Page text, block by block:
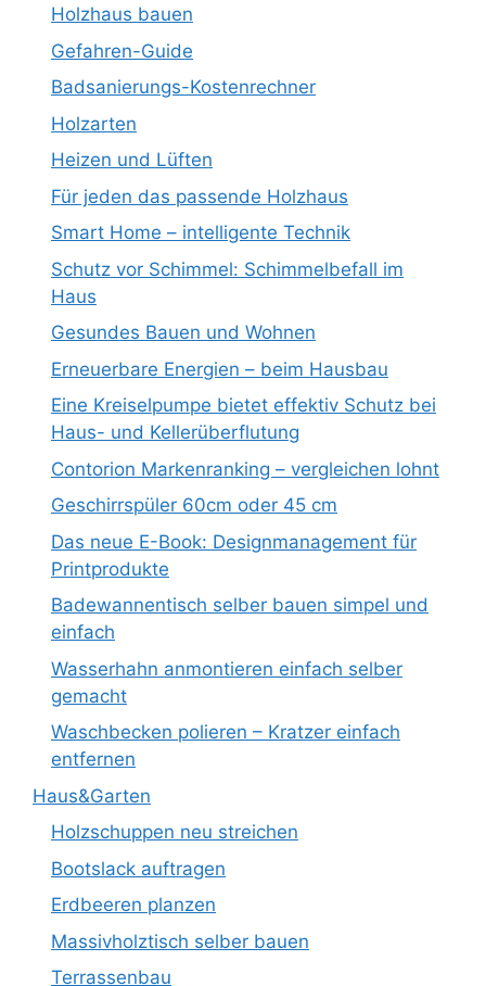
Holzhaus bauen
Gefahren-Guide
Badsanierungs-Kostenrechner
Holzarten
Heizen und Lüften
Für jeden das passende Holzhaus
Smart Home – intelligente Technik
Schutz vor Schimmel: Schimmelbefall im
Haus
Gesundes Bauen und Wohnen
Erneuerbare Energien – beim Hausbau
Eine Kreiselpumpe bietet effektiv Schutz bei
Haus- und Kellerüberflutung
Contorion Markenranking – vergleichen lohnt
Geschirrspüler 60cm oder 45 cm
Das neue E-Book: Designmanagement für
Printprodukte
Badewannentisch selber bauen simpel und
einfach
Wasserhahn anmontieren einfach selber
gemacht
Waschbecken polieren – Kratzer einfach
entfernen
Haus&Garten
Holzschuppen neu streichen
Bootslack auftragen
Erdbeeren planzen
Massivholztisch selber bauen
Terrassenbau